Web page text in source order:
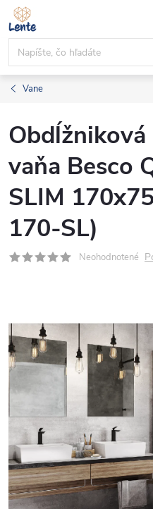
Prejsť
na
obsah
Vane
vaňa Besco
SLIM
170-SL)
Neohodnotené